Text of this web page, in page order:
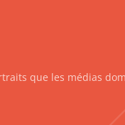
que les médias